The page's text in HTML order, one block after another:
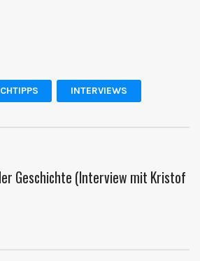
INTERVIEWS
Geschichte (Interview mit Kristof